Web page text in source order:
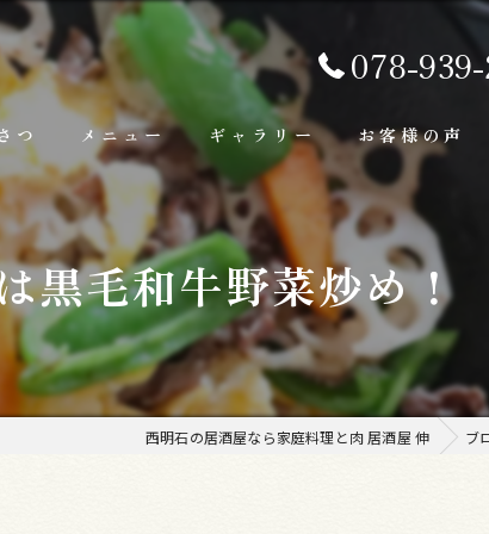
078-
つ メニュー
ランチ
お料理
お飲み物
ギャラリー お客様の声
黒毛和牛野菜炒め！
西明石の居酒屋なら家庭料理と肉 居酒屋 伸 ブ